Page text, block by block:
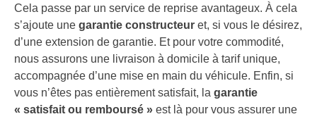
Cela passe par un service de reprise avantageux. À cela
s’ajoute une garantie constructeur et, si vous le désirez,
d’une extension de garantie. Et pour votre commodité,
nous assurons une livraison à domicile à tarif unique,
accompagnée d’une mise en main du véhicule. Enfin, si
vous n’êtes pas entièrement satisfait, la garantie
« satisfait ou remboursé » est là pour vous assurer une